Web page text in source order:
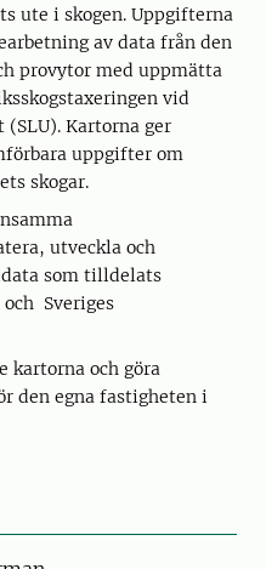
ute i skogen. Uppgifterna
av data från den
provytor med uppmätta
vid
Kartorna ger
uppgifter om
skogar.
utveckla och
som tilldelats
Sveriges
kartorna och göra
den egna fastigheten i